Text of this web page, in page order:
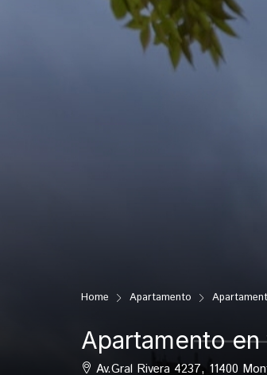
Home Apartamento
Apartamento
Av.Gral Rivera 4237, 11400